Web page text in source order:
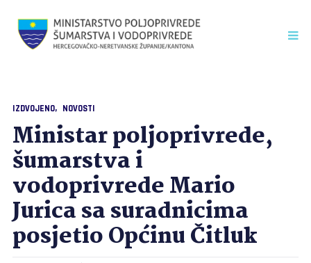
IZDVOJENO NOVOSTI
Ministar poljoprivrede,
šumarstva i
vodoprivrede Mario
Jurica sa suradnicima
posjetio Općinu Čitluk